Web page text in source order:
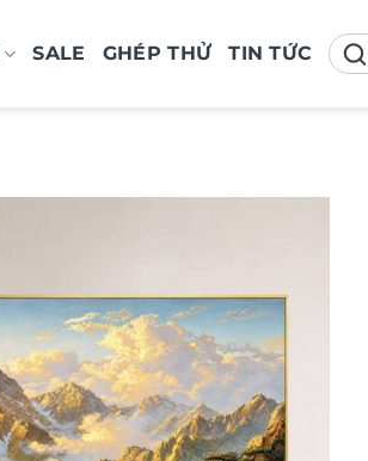
SALE GHÉP THỬ TIN TỨC
Tìm
kiếm: